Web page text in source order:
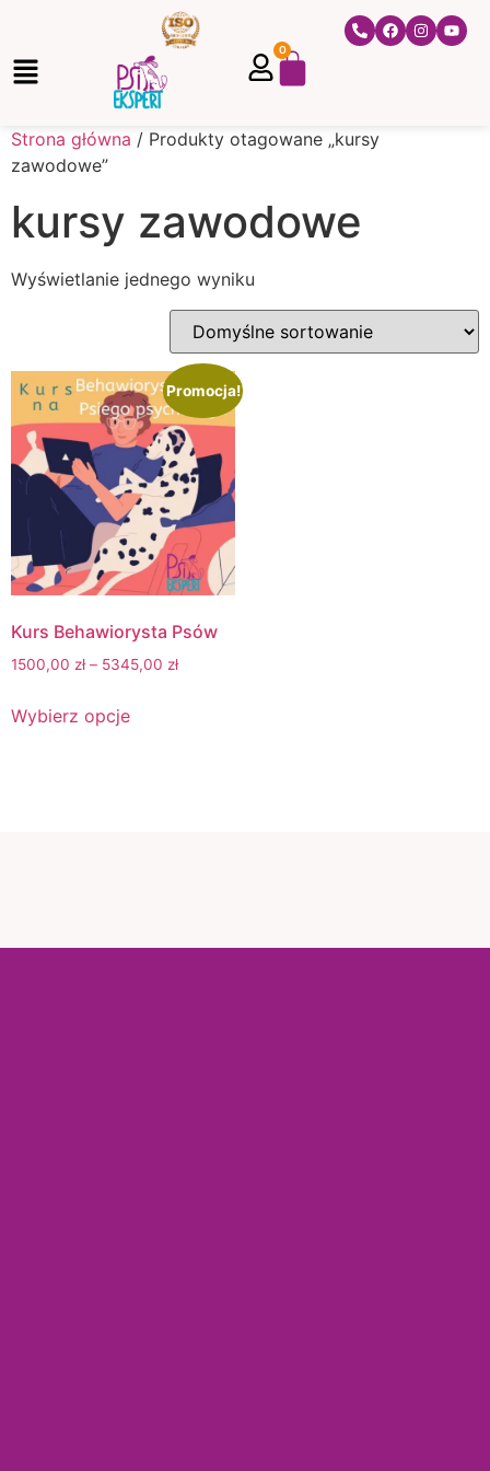
0
Strona główna / Produkty otagowane „kursy
zawodowe”
kursy zawodowe
Wyświetlanie jednego wyniku
Promocja!
Kurs Behawiorysta Psów
1500,00 zł– 5345,00 zł
Wybierz opcje